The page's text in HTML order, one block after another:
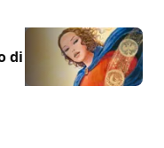
di